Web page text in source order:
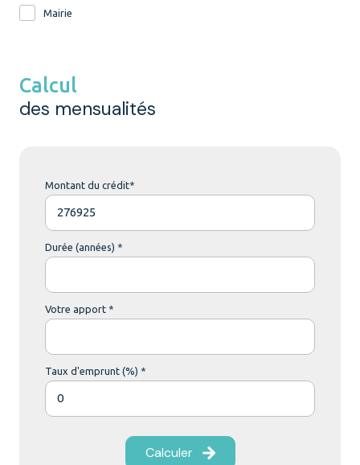
Mairie
Calcul
des mensualités
Montant du crédit*
Durée (années) *
Votre apport *
Taux d'emprunt (%) *
Calculer